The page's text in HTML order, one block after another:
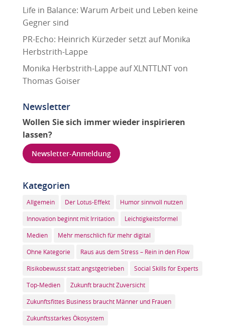
Life in Balance: Warum Arbeit und Leben keine
Gegner sind
PR-Echo: Heinrich Kürzeder setzt auf Monika
Herbstrith-Lappe
Monika Herbstrith-Lappe auf XLNTTLNT von
Thomas Goiser
Newsletter
Wollen Sie sich immer wieder inspirieren
lassen?
Newsletter-Anmeldung
Kategorien
Allgemein Der Lotus-Effekt Humor sinnvoll nutzen
Innovation beginnt mit Irritation Leichtigkeitsformel
Medien Mehr menschlich für mehr digital
Ohne Kategorie Raus aus dem Stress – Rein in den Flow
Risikobewusst statt angstgetrieben Social Skills for Experts
Top-Medien Zukunft braucht Zuversicht
Zukunftsfittes Business braucht Männer und Frauen
Zukunftsstarkes Ökosystem